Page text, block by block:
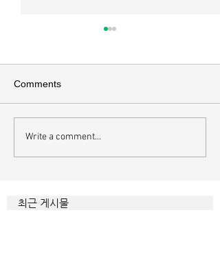
하나님에게 속한 사람의
내면
Comments
Write a comment...
최근 게시물